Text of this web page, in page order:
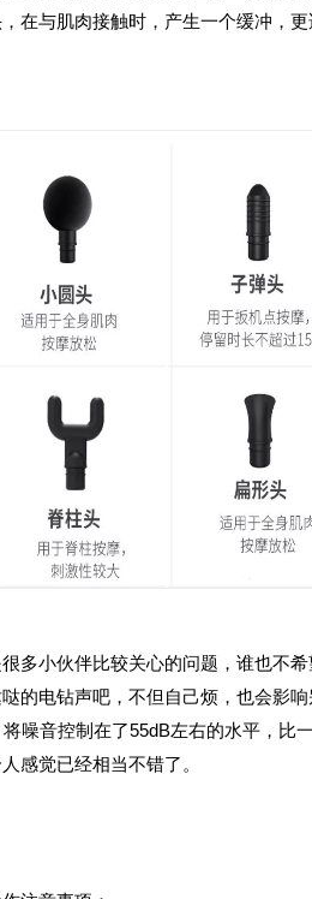
在与肌肉接触时，产生一个缓冲，
多小伙伴比较关心的问题，谁也不
的电钻声吧，不但自己烦，也会影响
噪音控制在了55dB左右的水平，比
感觉已经相当不错了。